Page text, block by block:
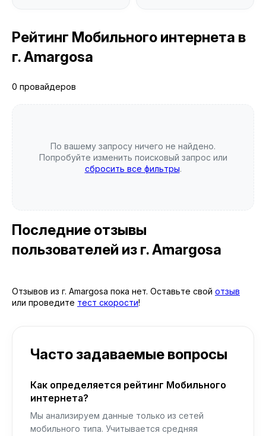
Рейтинг Мобильного интернета в
г. Amargosa
0 провайдеров
По вашему запросу ничего не найдено.
Попробуйте изменить поисковый запрос или
сбросить все фильтры.
Последние отзывы
пользователей из г. Amargosa
Отзывов из г. Amargosa пока нет. Оставьте свой отзыв
или проведите тест скорости!
Часто задаваемые вопросы
Как определяется рейтинг Мобильного
интернета?
Мы анализируем данные только из сетей
мобильного типа. Учитывается средняя